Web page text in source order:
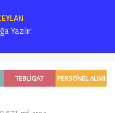
Yazılır